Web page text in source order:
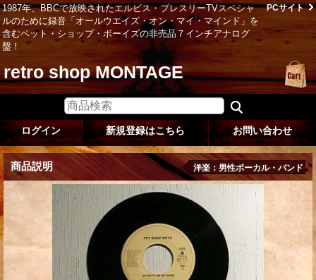
1987年、BBCで放映されたエルビス・プレスリーTVスペシャ
ルのために録音「オールウエイズ・オン・マイ・マインド」を
含むペット・ショップ・ボーイズの非売品７インチアナログ
盤！
PCサイト
retro shop MONTAGE
ログイン 新規登録はこちら お問い合わせ
商品説明 洋楽：男性ボーカル・バンド